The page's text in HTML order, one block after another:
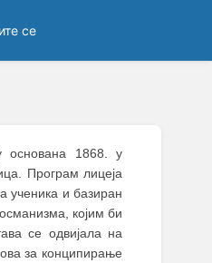
се
основана 1868. у
Програм лицеја
ученика и базиран
османизма, којим би
се одвијала на
за конципирање